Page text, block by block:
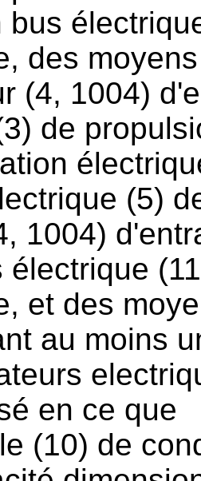
bus
des
(4, 1004)
de
(5)
1004)
électrique
et des
au moins
en ce que
(10) de